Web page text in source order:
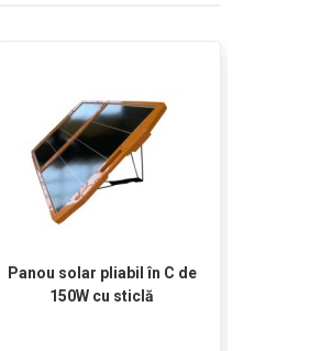
Panou solar pliabil în C de
150W cu sticlă